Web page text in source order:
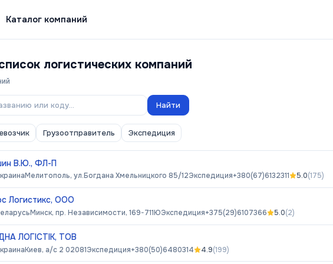
Каталог компаний
логистических компаний
Найти
Грузоотправитель Экспедиция
В.Ю., ФЛ-П
Мелитополь, ул.Богдана Хмельницкого 85/12Экспедиция+380(67)6132311 5.0(175)
Логистикс, ООО
Минск, пр. Независимости, 169-711ЮЭкспедиция+375(29)6107366 5.0(2)
ЛОГІСТІК, ТОВ
Киев, а/с 2 02081Экспедиция+380(50)6480314 4.9(199)